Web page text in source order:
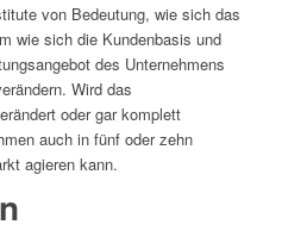
von Bedeutung, wie sich das
wie sich die Kundenbasis und
des Unternehmens
Wird das
oder gar komplett
auch in fünf oder zehn
agieren kann.